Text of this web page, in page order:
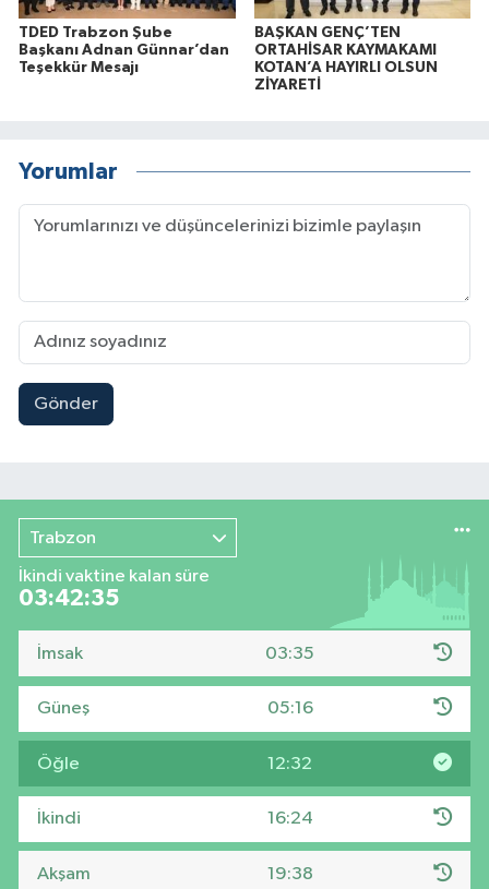
TDED Trabzon Şube
Başkanı Adnan Günnar’dan
Teşekkür Mesajı
BAŞKAN GENÇ’TEN
ORTAHİSAR KAYMAKAMI
KOTAN’A HAYIRLI OLSUN
ZİYARETİ
Yorumlar
Gönder
Trabzon
İkindi vaktine kalan süre
03:42:34
İmsak 03:35
Güneş 05:16
Öğle 12:32
İkindi 16:24
Akşam 19:38